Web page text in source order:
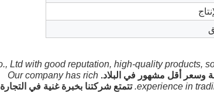
Ltd with good reputation, high-quality products,
Our company has rich
experience in تتمتع شركتنا بخبرة غنية في التجارة